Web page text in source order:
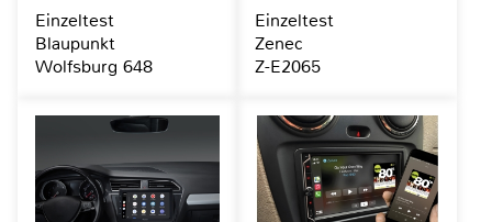
Einzeltest
Blaupunkt
Wolfsburg 648
Einzeltest
Zenec
Z-E2065